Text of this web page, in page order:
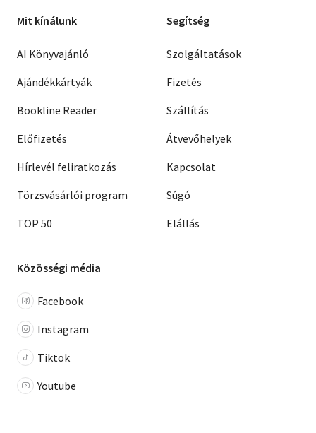
Mit kínálunk
AI Könyvajánló
Ajándékkártyák
Bookline Reader
Előfizetés
Hírlevél feliratkozás
Törzsvásárlói program
TOP 50
Segítség
Szolgáltatások
Fizetés
Szállítás
Átvevőhelyek
Kapcsolat
Súgó
Elállás
Közösségi média
Facebook
Instagram
Tiktok
Youtube